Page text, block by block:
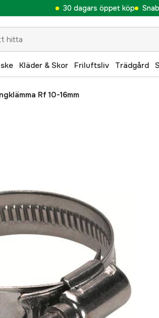
30 dagars öppet köp
Kläder & Skor Friluftsliv Trädgård
Rf 10-16mm